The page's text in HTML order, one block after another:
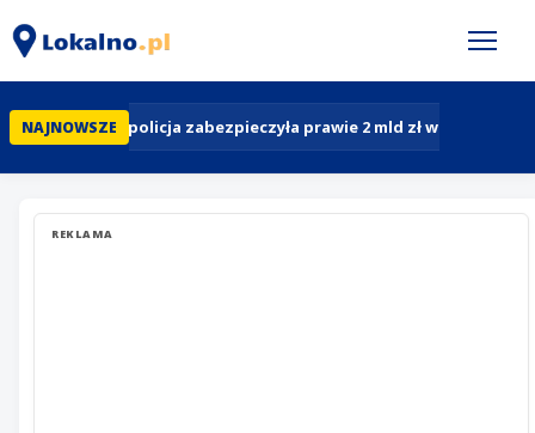
NAJNOWSZE
Polska: policja zabezpieczyła prawie 2 mld zł w pół roku.
REKLAMA